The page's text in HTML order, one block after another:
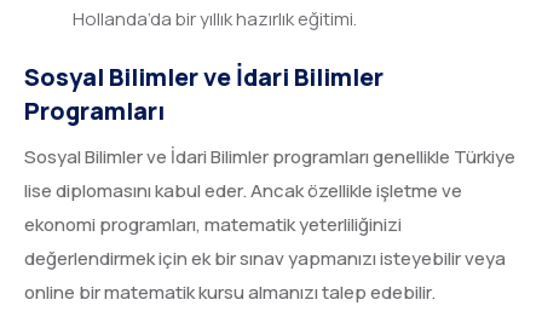
Hollanda’da bir yıllık hazırlık eğitimi.
Sosyal Bilimler ve İdari Bilimler
Programları
Sosyal Bilimler ve İdari Bilimler programları genellikle Türkiye
lise diplomasını kabul eder. Ancak özellikle işletme ve
ekonomi programları, matematik yeterliliğinizi
değerlendirmek için ek bir sınav yapmanızı isteyebilir veya
online bir matematik kursu almanızı talep edebilir.